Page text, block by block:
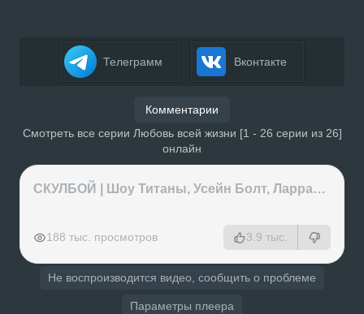
Телеграмм Вконтакте
Комментарии
Смотреть все серии Любовь всей жизни [1 - 26 серии из 26]
онлайн
СКУЛБОЙ | Шоу Титаны, Усейн Болт, Ларрат, Зашквар!
188 тыс. просмотров 3.9 тыс.
Не воспроизводится видео, сообщить о проблеме
Параметры плеера